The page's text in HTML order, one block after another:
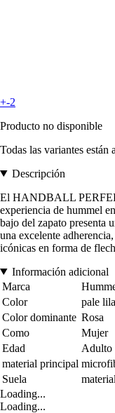
+-2
Producto no disponible
Todas las variantes están
Descripción
El HANDBALL
experiencia de hummel
bajo del zapato presenta
una excelente
icónicas en forma de
Información adicional
Marca
Color
pale
Color dominante Rosa
Como
Mujer
Edad
Adulto
material principal
Suela
Loading...
Loading...